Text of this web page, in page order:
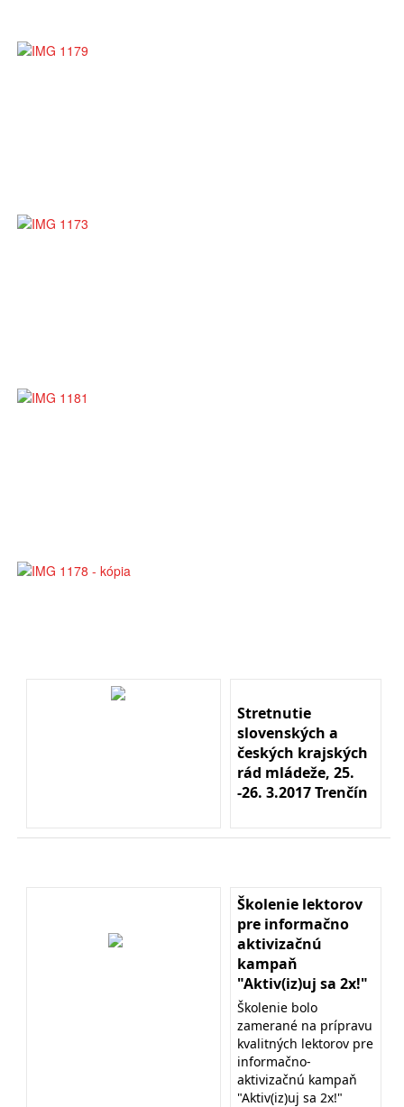
Stretnutie
slovenských a
českých krajských
rád mládeže, 25.
-26. 3.2017 Trenčín
Školenie lektorov
pre informačno
aktivizačnú
kampaň
"Aktiv(iz)uj sa 2x!"
Školenie bolo
zamerané na prípravu
kvalitných lektorov pre
informačno-
aktivizačnú kampaň
"Aktiv(iz)uj sa 2x!"